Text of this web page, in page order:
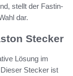
stellt der Fastin-
dar.
Stecker
Lösung im
Stecker ist